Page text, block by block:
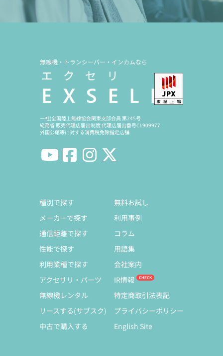
無線機・トランシーバー・インカムなら
一社)全国陸上無線協会関東支部会員 第245号
総務省 販売代理店届出制度 代理店届出番号C1909977
外国公館等に対する消費税免除指定店舗
種別で探す
メーカーで探す
通信距離で探す
性能で探す
利用業種で探す
アクセサリ・パーツ
無線機レンタル
リースする(サブスク)
中古で購入する
無料お試し
利用事例
コラム
用語集
会社案内
IR情報
特定商取引法表記
プライバシーポリシー
English Site